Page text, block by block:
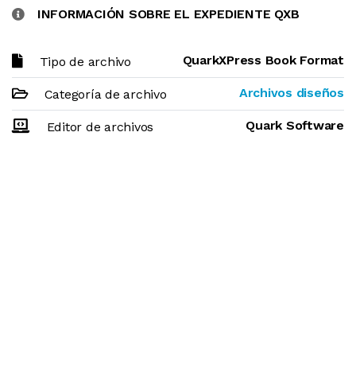
INFORMACIÓN SOBRE EL EXPEDIENTE QXB
Tipo de archivo QuarkXPress Book Format
Categoría de archivo Archivos diseños
Editor de archivos Quark Software